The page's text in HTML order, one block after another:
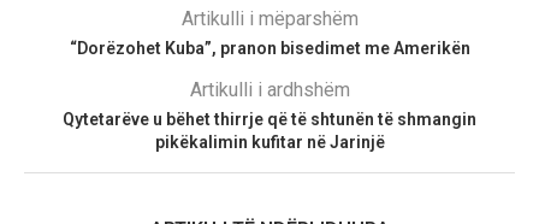
Artikulli i mëparshëm
“Dorëzohet Kuba”, pranon bisedimet me Amerikën
Artikulli i ardhshëm
Qytetarëve u bëhet thirrje që të shtunën të shmangin
pikëkalimin kufitar në Jarinjë